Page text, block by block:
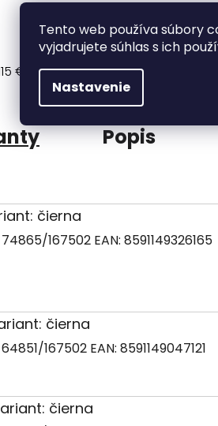
Tento web používa súbory
vyjadrujete súhlas s ich
Nastavenie
€
Popis
čierna
167502 EAN: 8591149326165
čierna
167502 EAN: 8591149047121
čierna